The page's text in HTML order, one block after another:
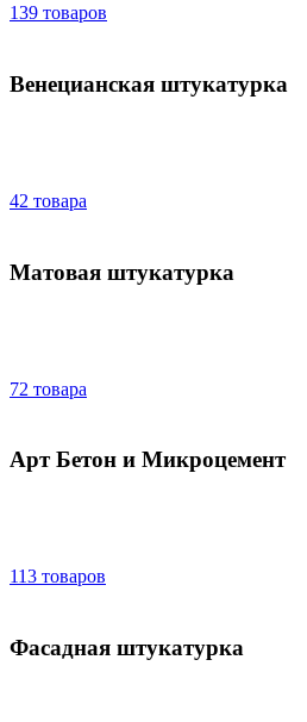
139 товаров
Венецианская штукатурка
42 товара
Матовая штукатурка
72 товара
Арт Бетон и Микроцемент
113 товаров
Фасадная штукатурка